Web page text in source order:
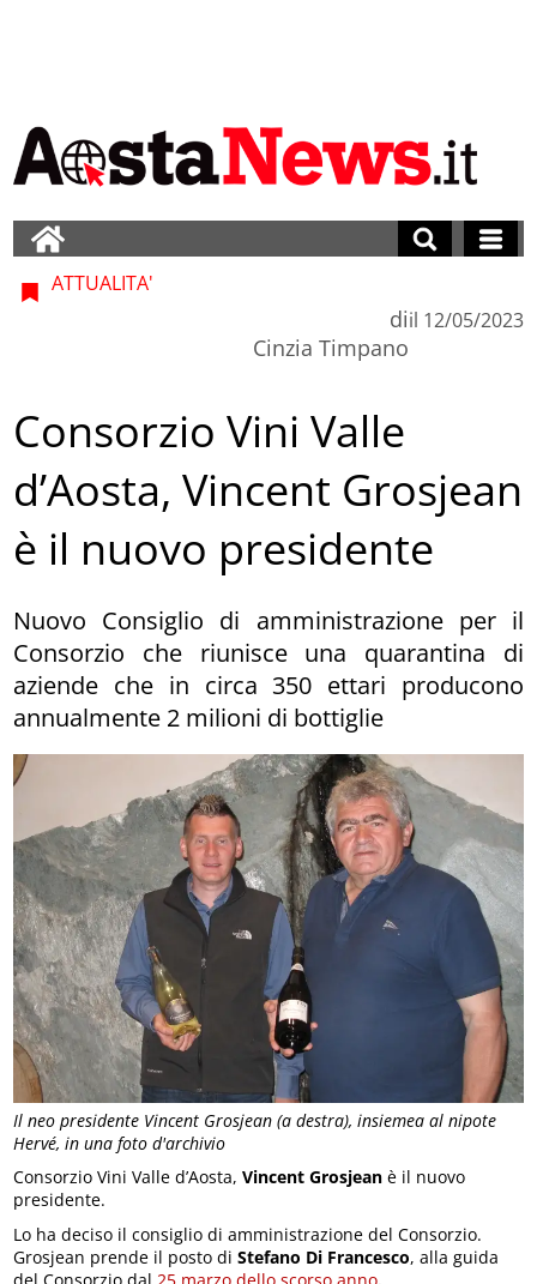
Il neo presidente Vincent Grosjean (a destra), insiemea al nipote
Hervé, in una foto d'archivio
ATTUALITA'
di
Cinzia Timpano
il 12/05/2023
Consorzio Vini Valle
d’Aosta, Vincent Grosjean
è il nuovo presidente
Nuovo Consiglio di amministrazione per il
Consorzio che riunisce una quarantina di
aziende che in circa 350 ettari producono
annualmente 2 milioni di bottiglie
Consorzio Vini Valle d’Aosta,Vincent Grosjean è il nuovo
presidente.
Lo ha deciso il consiglio di amministrazione del Consorzio.
Grosjean prende il posto diStefano Di Francesco, alla guida